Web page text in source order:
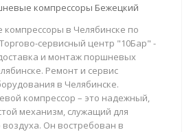
компрессоры Бежецкий
в Челябинске по
сервисный центр "10Бар" -
и монтаж поршневых
Ремонт и сервис
в Челябинске.
компрессор – это надежный,
механизм, служащий для
воздуха. Он востребован в